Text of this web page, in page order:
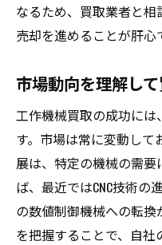
外観と内部の
買取業者が注目
機械の使用履
実際の稼働状
劣化部分の早
専門家による
テスト運転で
購入後の保証
なるため、買取業者と
売却を進めることが肝心
市場動向を理解し
工作機械買取の成功に
す。市場は常に変動して
展は、特定の機械の需
ば、最近ではCNC技術の
の数値制御機械への転換
を把握することで、自